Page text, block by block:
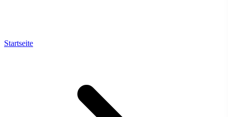
Startseite